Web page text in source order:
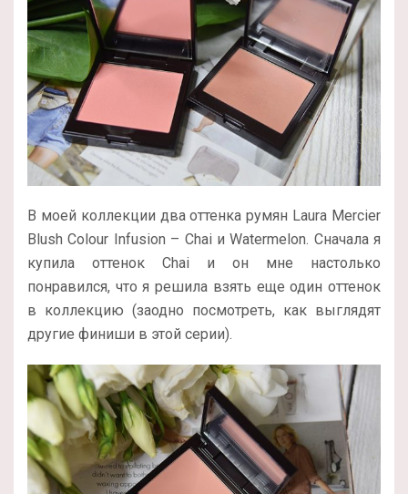
В моей коллекции два оттенка румян Laura Mercier
Blush Colour Infusion – Chai и Watermelon. Сначала я
купила оттенок Chai и он мне настолько
понравился, что я решила взять еще один оттенок
в коллекцию (заодно посмотреть, как выглядят
другие финиши в этой серии).